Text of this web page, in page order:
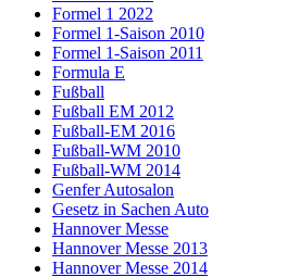
Formel 1 2022
Formel 1-Saison 2010
Formel 1-Saison 2011
Formula E
Fußball
Fußball EM 2012
Fußball-EM 2016
Fußball-WM 2010
Fußball-WM 2014
Genfer Autosalon
Gesetz in Sachen Auto
Hannover Messe
Hannover Messe 2013
Hannover Messe 2014